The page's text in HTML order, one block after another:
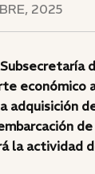
2025
económico
adquisición
la actividad